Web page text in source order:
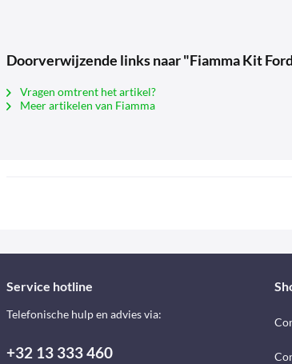
Doorverwijzende links naar "Fiamma Kit
Vragen omtrent het artikel?
Meer artikelen van Fiamma
Service hotline
Telefonische hulp en advies via:
+32 13 333 460